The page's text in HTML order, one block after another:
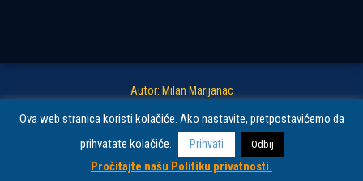
Autor: Milan Marijanac
Copyright © 2026 Moj Kipar. Sva prava zadržana.
Politika privatnosti i
uslovi korišćenja.
Ova web stranica koristi kolačiće. Ako nastavite, pretpostavićemo da
prihvatate kolačiće.
Prihvati Odbij
Pročitajte našu Politiku privatnosti.